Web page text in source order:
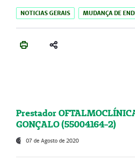
NOTICIAS GERAIS MUDANÇA DE
Prestador
GONÇALO (55004164-2)
07 de Agosto de 2020